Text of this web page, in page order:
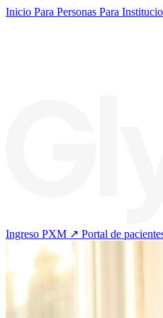
Inicio Para Personas Para
Ingreso PXM ↗ Portal de